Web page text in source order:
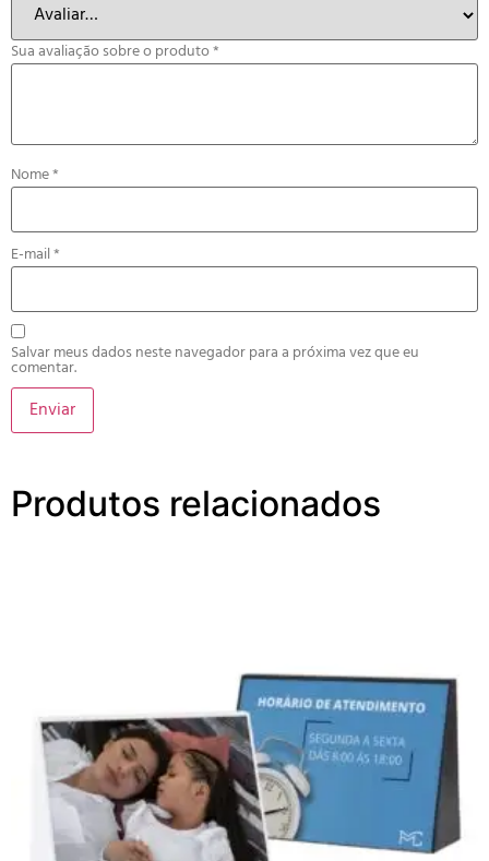
Sua avaliação sobre o produto*
Nome*
E-mail*
Salvar meus dados neste navegador para a próxima vez que eu
comentar.
Produtos relacionados